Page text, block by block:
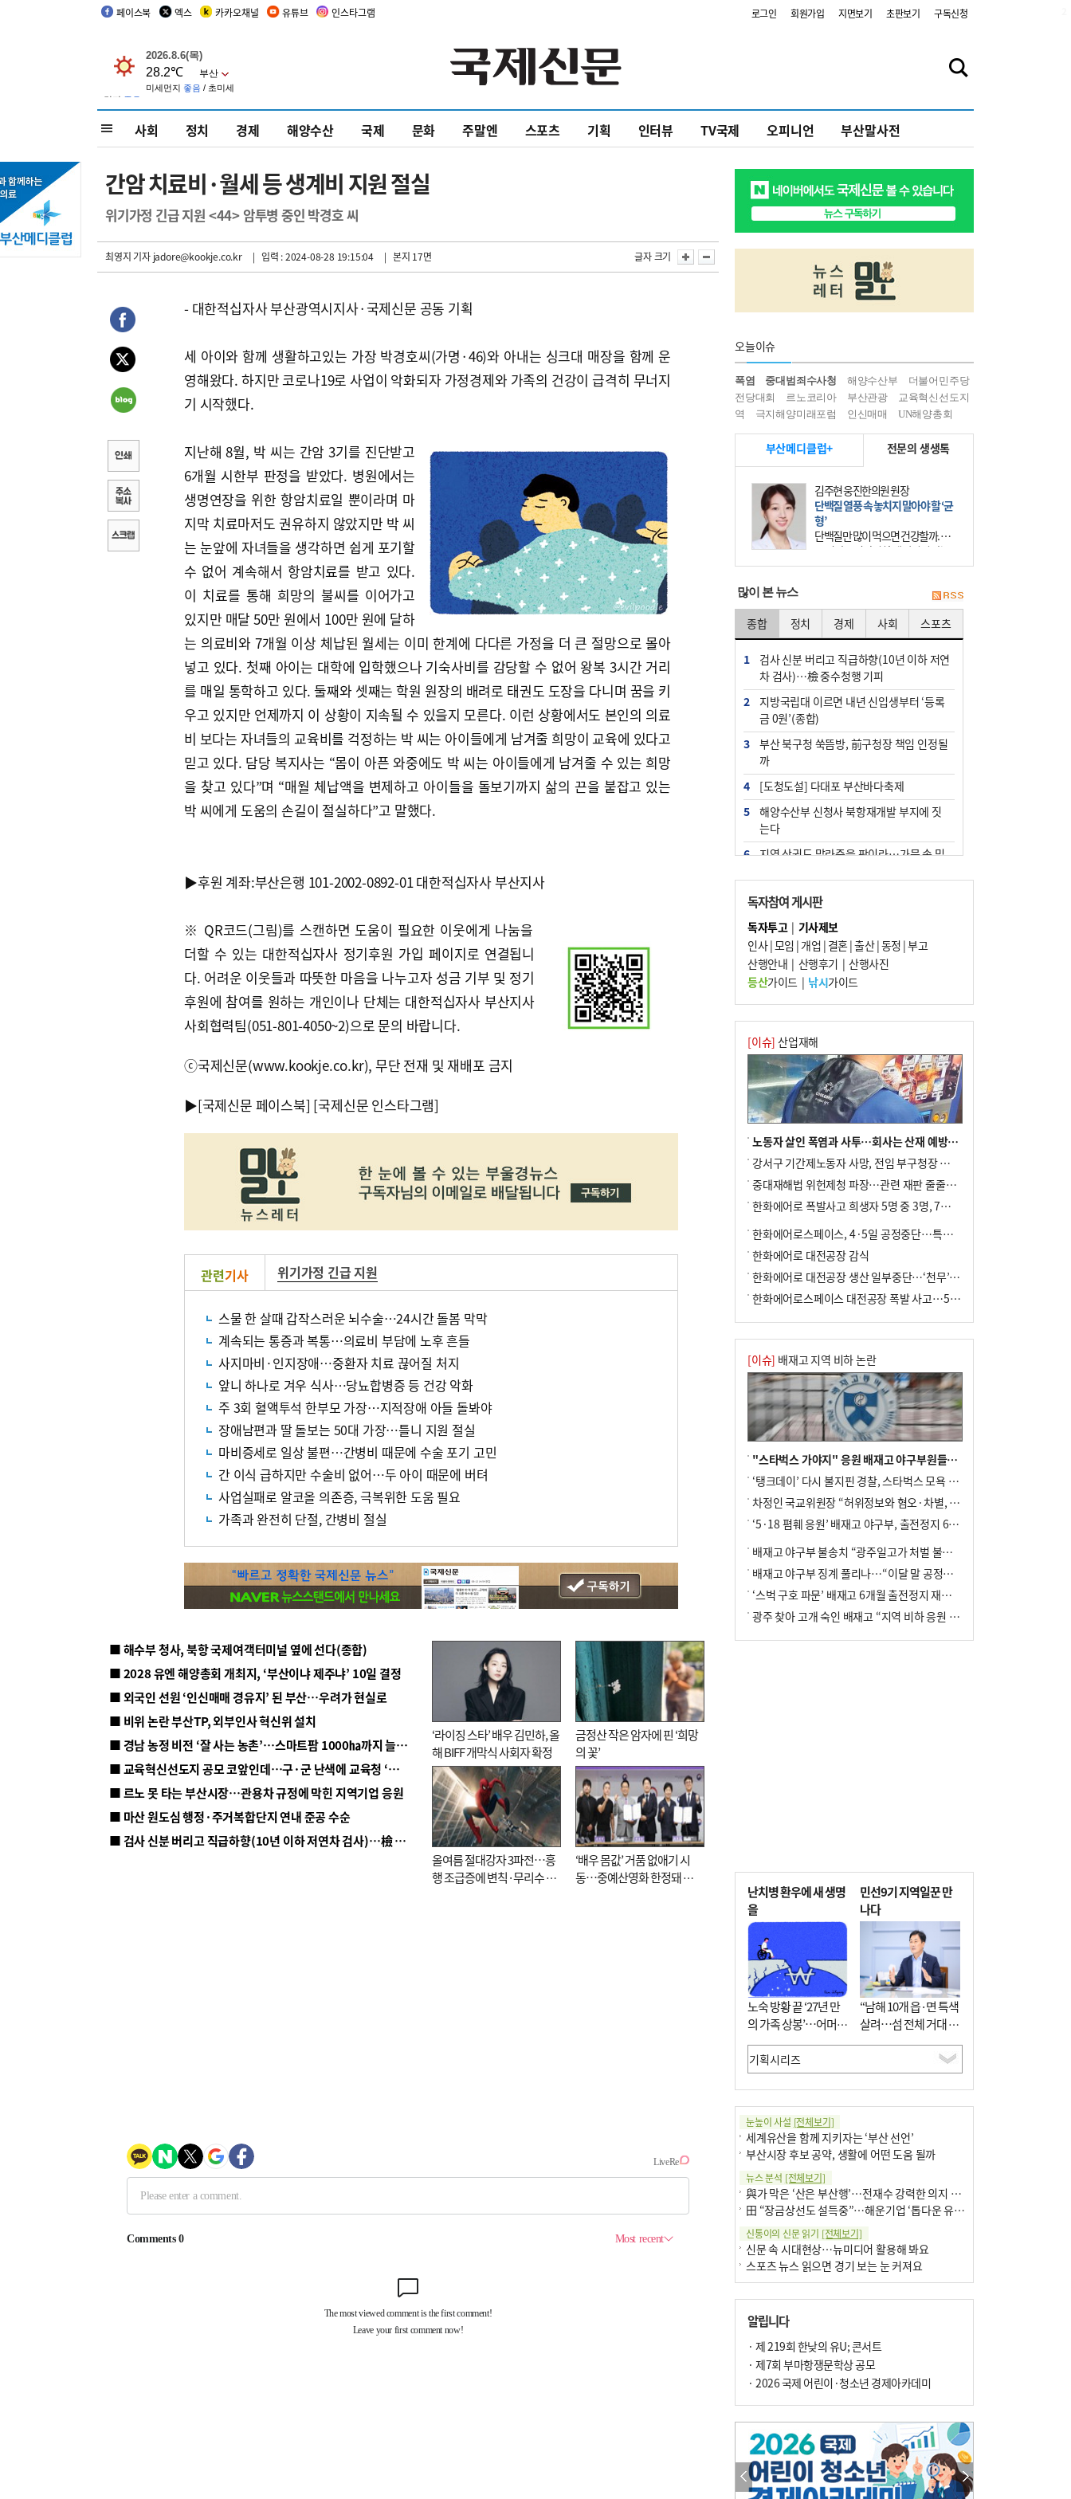
페이스북 엑스 카카오채널 유튜브 인스타그램 로그인 회원가입 지면보기 초판보기 구독신청
사회 정치 경제 해양수산 국제 문화 주말엔 스포츠 기획 인터뷰 TV국제 오피니언 부산말사전
간암 치료비·월세 등 생계비 지원 절실
위기가정 긴급 지원 <44> 암투병 중인 박경호 씨
최영지 기자jadore@kookje.co.kr | 입력 : 2024-08-28 19:15:04 | 본지 17면 글자 크기
- 대한적십자사 부산광역시지사·국제신문 공동 기획
세 아이와 함께 생활하고있는 가장 박경호씨(가명·46)와 아내는 싱크대 매장을 함께 운
영해왔다. 하지만 코로나19로 사업이 악화되자 가정경제와 가족의 건강이 급격히 무너지
기 시작했다.
지난해 8월, 박 씨는 간암 3기를 진단받고
6개월 시한부 판정을 받았다. 병원에서는
생명연장을 위한 항암치료일 뿐이라며 마
지막 치료마저도 권유하지 않았지만 박 씨
는 눈앞에 자녀들을 생각하면 쉽게 포기할
수 없어 계속해서 항암치료를 받고 있다.
이 치료를 통해 희망의 불씨를 이어가고
있지만 매달 50만 원에서 100만 원에 달하
는 의료비와 7개월 이상 체납된 월세는 이미 한계에 다다른 가정을 더 큰 절망으로 몰아
넣고 있다. 첫째 아이는 대학에 입학했으나 기숙사비를 감당할 수 없어 왕복 3시간 거리
를 매일 통학하고 있다. 둘째와 셋째는 학원 원장의 배려로 태권도 도장을 다니며 꿈을 키
우고 있지만 언제까지 이 상황이 지속될 수 있을지 모른다. 이런 상황에서도 본인의 의료
비 보다는 자녀들의 교육비를 걱정하는 박 씨는 아이들에게 남겨줄 희망이 교육에 있다고
믿고 있다. 담당 복지사는 “몸이 아픈 와중에도 박 씨는 아이들에게 남겨줄 수 있는 희망
을 찾고 있다”며 “매월 체납액을 변제하고 아이들을 돌보기까지 삶의 끈을 붙잡고 있는
박 씨에게 도움의 손길이 절실하다”고 말했다.
▶후원 계좌:부산은행 101-2002-0892-01 대한적십자사 부산지사
※ QR코드(그림)를 스캔하면 도움이 필요한 이웃에게 나눔을
더할 수 있는 대한적십자사 정기후원 가입 페이지로 연결됩니
다. 어려운 이웃들과 따뜻한 마음을 나누고자 성금 기부 및 정기
후원에 참여를 원하는 개인이나 단체는 대한적십자사 부산지사
사회협력팀(051-801-4050~2)으로 문의 바랍니다.
ⓒ국제신문(www.kookje.co.kr), 무단 전재 및 재배포 금지
▶[국제신문 페이스북] [국제신문 인스타그램]
관련기사 위기가정 긴급 지원
스물 한 살때 갑작스러운 뇌수술…24시간 돌봄 막막
계속되는 통증과 복통…의료비 부담에 노후 흔들
사지마비·인지장애…중환자 치료 끊어질 처지
앞니 하나로 겨우 식사…당뇨합병증 등 건강 악화
주 3회 혈액투석 한부모 가장…지적장애 아들 돌봐야
장애남편과 딸 돌보는 50대 가장…틀니 지원 절실
마비증세로 일상 불편…간병비 때문에 수술 포기 고민
간 이식 급하지만 수술비 없어…두 아이 때문에 버텨
사업실패로 알코올 의존증, 극복위한 도움 필요
가족과 완전히 단절, 간병비 절실
■ 해수부 청사, 북항 국제여객터미널 옆에 선다(종합)
■ 2028 유엔 해양총회 개최지, ‘부산이냐 제주냐’ 10일 결정
■ 외국인 선원 ‘인신매매 경유지’ 된 부산…우려가 현실로
■ 비위 논란 부산TP, 외부인사 혁신위 설치
■ 경남 농정 비전 ‘잘 사는 농촌’…스마트팜 1000㏊까지 늘린다
■ 교육혁신선도지 공모 코앞인데…구·군 난색에 교육청 ‘쩔쩔’
■ 르노 못 타는 부산시장…관용차 규정에 막힌 지역기업 응원
■ 마산 원도심 행정·주거복합단지 연내 준공 수순
■ 검사 신분 버리고 직급하향(10년 이하 저연차 검사)…檢 중수청행 기피
‘라이징 스타’ 배우 김민하, 올
해 BIFF 개막식 사회자 확정
금정산 작은 암자에 핀 ‘희망
의 꽃’
올여름 절대강자 3파전…흥
행 조급증에 변칙·무리수 마
‘배우 몸값’ 거품 없애기 시
동…중예산영화 한정돼 실
오늘이슈
폭염 중대범죄수사청 해양수산부
더불어민주당
전당대회
르노코리아 부산관광
교육혁신선도지
역
극지해양미래포럼 인신매매 UN해양총회
부산메디클럽+ 전문의 생생톡
김주현 웅진한의원 원장
단백질 열풍 속 놓치지 말아야 할 ‘균
형’
단백질만 많이 먹으면 건강할까. 요
즘 건강을 이야기할 때 빠지지 않는
키워드가 단백질이다. 헬스장을 다니
많이 본 뉴스
종합 정치 경제 사회 스포츠
1
검사 신분 버리고 직급하향(10년 이하 저연
차 검사)…檢 중수청행 기피
2
지방국립대 이르면 내년 신입생부터 ‘등록
금 0원’(종합)
3
부산 북구청 쑥뜸방, 前구청장 책임 인정될
까
4
[도청도설] 다대포 부산바다축제
5
해양수산부 신청사 북항재개발 부지에 짓
는다
6
지역 상권도 말라죽을 판이라…가뭄 속 밀
7
법원, 단차 논란 북항 복합환승센터 공사중
지 관련 현장검증
8
통영시민 추석 전 35만 원 받는다
9
부산 철강공장 50대 노동자 추락사
10 국힘 부산시당, ‘정이한 조력’ 시의원 윤리
위에…‘한동훈 지지’도 신고접수
독자참여 게시판
독자투고| 기사제보
인사|모임 | 개업 | 결혼|출산|동정 |부고
산행안내 | 산행후기 | 산행사진
등산가이드| 낚시가이드
[이슈] 산업재해
노동자 살인 폭염과 사투…회사는 산재 예방·전기료 절감 전력
강서구 기간제노동자 사망, 전임 부구청장 檢 송치
중대재해법 위헌제청 파장…관련 재판 줄줄이 브레이크
한화에어로 폭발사고 희생자 5명 중 3명, 7일 영면
한화에어로스페이스, 4·5일 공정중단…특별 안전점검
한화에어로 대전공장 감식
한화에어로 대전공장 생산 일부중단…‘천무’ 수출 비상
한화에어로스페이스 대전공장 폭발 사고…5명 사망·2명 부상(종합)
[이슈] 배재고 지역 비하 논란
"스타벅스 가야지" 응원 배재고 야구부원들, 학교서 징계 처분
‘탱크데이’ 다시 불지핀 경찰, 스타벅스 모욕 혐의 압수수색
차정인 국교위원장 “허위정보와 혐오·차별, 학교 교실까지 유입"
‘5·18 폄훼 응원’ 배재고 야구부, 출전정지 6개월→1개월 감경
배재고 야구부 불송치 “광주일고가 처벌 불원 의사 표해”
배재고 야구부 징계 풀리나…“이달 말 공정위서 재심의”
‘스벅 구호 파문’ 배재고 6개월 출전정지 재심 신청키로
광주 찾아 고개 숙인 배재고 “지역 비하 응원 잘못”(종합)
난치병 환우에 새 생명
을
노숙 방황 끝 ‘27년 만
의 가족 상봉’…어머니
와 행복 꿈꿔
민선9기 지역일꾼 만
나다
“남해 10개 읍·면 특색
살려…섬 전체 거대 정
원으로 조성”
눈높이 사설 [전체보기]
세계유산을 함께 지키자는 ‘부산 선언’
부산시장 후보 공약, 생활에 어떤 도움 될까
뉴스 분석 [전체보기]
與가 막은 ‘산은 부산행’…전재수 강력한 의지 표명 없인 공염불
田 “장금상선도 설득중”…해운기업 ‘톱다운 유치전’ 가속
신통이의 신문 읽기 [전체보기]
신문 속 시대현상…뉴미디어 활용해 봐요
스포츠 뉴스 읽으면 경기 보는 눈 커져요
구·군 승진 축하화분 관행 없애자니 소상공인 울상
팩트체크[전체보기]
의령 한우산 털중나리
한 손 뉴스[전체보기]
시민이 개발한 폭염 대응 앱 ‘그늘로’ 길안내 지도 등 인기
골목 맛집 발굴 고메 셀렉션…부산시, 페스티벌 시월 연계
알립니다
· 제 219회 한낮의 유U; 콘서트
· 제7회 부마항쟁문학상 공모
· 2026 국제 어린이·청소년 경제아카데미